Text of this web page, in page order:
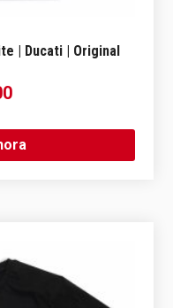
| Ducati | Original